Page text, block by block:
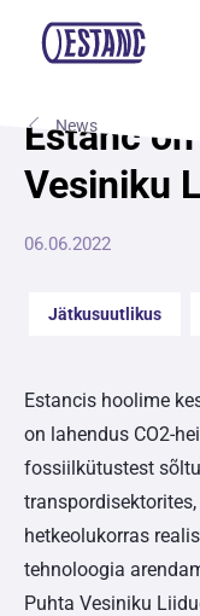
News
Estanc on
Vesiniku
06.06.2022
Jätkusuutlikus
Estancis hoolime
on lahendus CO2-
fossiilkütustest
hetkeolukorras
tehnoloogia
Puhta Vesiniku